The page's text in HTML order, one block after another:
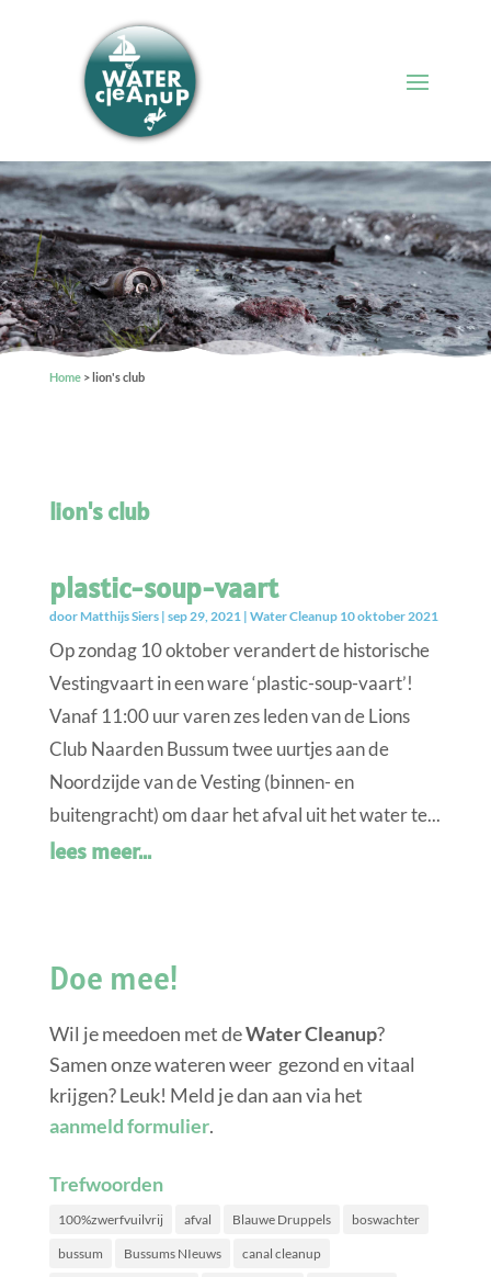
Home> lion's club
lion's club
plastic-soup-vaart
door Matthijs Siers| sep 29, 2021| Water Cleanup 10 oktober 2021
Op zondag 10 oktober verandert de historische
Vestingvaart in een ware ‘plastic-soup-vaart’!
Vanaf 11:00 uur varen zes leden van de Lions
Club Naarden Bussum twee uurtjes aan de
Noordzijde van de Vesting (binnen- en
buitengracht) om daar het afval uit het water te...
lees meer...
Doe mee!
Wil je meedoen met deWater Cleanup?
Samen onze wateren weer gezond en vitaal
krijgen? Leuk! Meld je dan aan via het
aanmeld formulier.
Trefwoorden
100%zwerfvuilvrij afval Blauwe Druppels boswachter
bussum Bussums NIeuws canal cleanup